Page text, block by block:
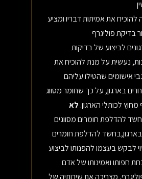
את אמיתות דבריו ומציע
בדיקת פוליגרף
לביצוע של בדיקות
נעשית על מנת להוכיח את
אישומים שהטילו עליהם
בארגון, על כך שחומר מסווג
לכותלי הארגון. לא
להדלפת חומרים מסווגים
להדלפת חומרים
לבקש בעצמו להפנותו לביצוע
חפותו ואמינותו של אדם
מצריכה את שירותיה של